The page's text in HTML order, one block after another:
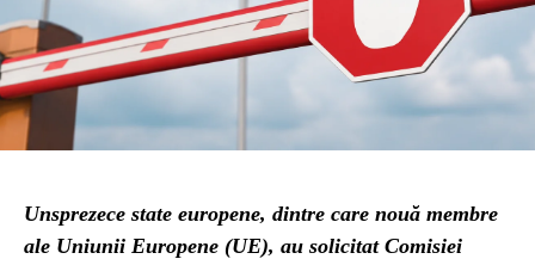
Unsprezece state europene, dintre care nouă membre
ale Uniunii Europene (UE), au solicitat Comisiei